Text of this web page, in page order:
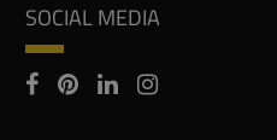
SOCIAL MEDIA